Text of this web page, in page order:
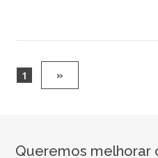
1 »
Queremos melhorar